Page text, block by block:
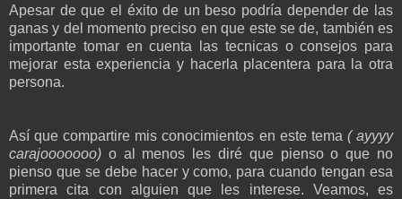
Apesar de que el éxito de un beso podría depender de las
ganas y del momento preciso en que este se de, también es
importante tomar en cuenta las tecnicas o consejos para
mejorar esta experiencia y hacerla placentera para la otra
persona.
Así que compartire mis conocimientos en este tema ( ayyyy
carajooooooo) o al menos les diré que pienso o que no
pienso que se debe hacer y como, para cuando tengan esa
primera cita con alguien que les interese. Veamos, es